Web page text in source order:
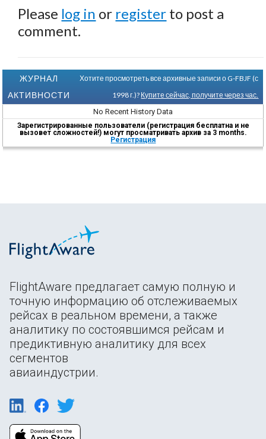
Please log in or register to post a
comment.
ЖУРНАЛ
АКТИВНОСТИ
Хотите просмотреть все архивные записи о G-FBJF (с
1998 г.)? Купите сейчас, получите через час.
No Recent History Data
Зарегистрированные пользователи (регистрация бесплатна и не
вызовет сложностей!) могут просматривать архив за 3 months.
Регистрация
FlightAware предлагает самую полную и
точную информацию об отслеживаемых
рейсах в реальном времени, а также
аналитику по состоявшимся рейсам и
предиктивную аналитику для всех
сегментов
авиаиндустрии.